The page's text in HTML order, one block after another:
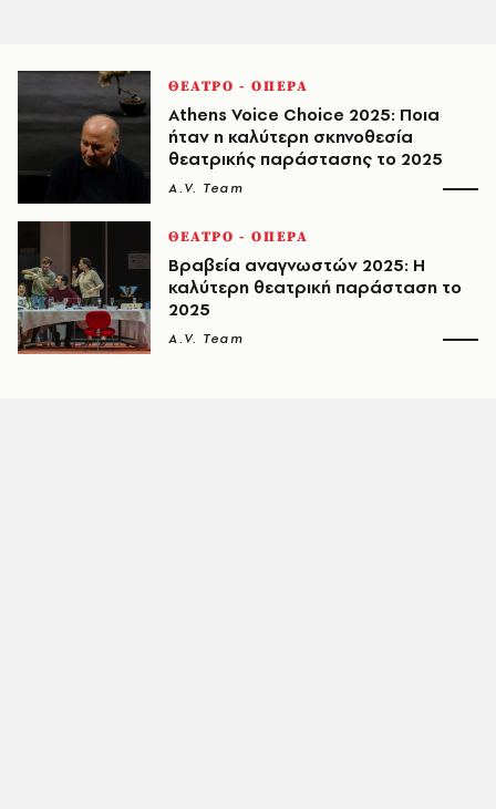
ΘΕΑΤΡΟ - ΟΠΕΡΑ
Athens Voice Choice 2025: Ποια
ήταν η καλύτερη σκηνοθεσία
θεατρικής παράστασης το 2025
A.V. Team
ΘΕΑΤΡΟ - ΟΠΕΡΑ
Βραβεία αναγνωστών 2025: Η
καλύτερη θεατρική παράσταση το
2025
A.V. Team